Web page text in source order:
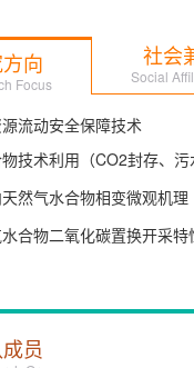
向
Focus
社会
Social
流动安全保障技术
技术利用（CO2封存、污
然气水合物相变微观机理
合物二氧化碳置换开采特
员